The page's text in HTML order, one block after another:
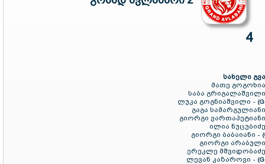
4
სახელი
მათე
საბა
ლუკა გოგნიაშვილი -
გაგა
გიორგი
ილია
გიორგი ბაბაიანი -
გიორგი
ერეკლე
ლევან კაზაროვი -